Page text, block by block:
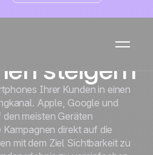
und
Wallet
steigern
Ihrer Kunden in einen
Apple, Google und
meisten Geräten
direkt auf die
mit dem Ziel Sichtbarkeit zu